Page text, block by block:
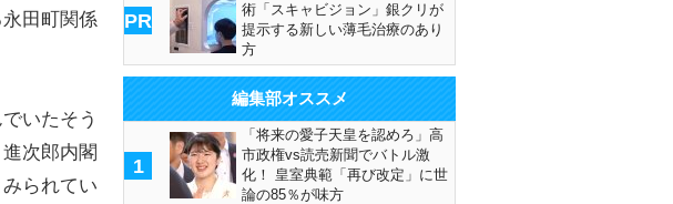
田町関係
いたそう
次郎内閣
られてい
PR
術「スキャビジョン」銀クリが
提示する新しい薄毛治療のあり
方
編集部オススメ
1
「将来の愛子天皇を認めろ」高
市政権vs読売新聞でバトル激
化！ 皇室典範「再び改定」に世
論の85％が味方